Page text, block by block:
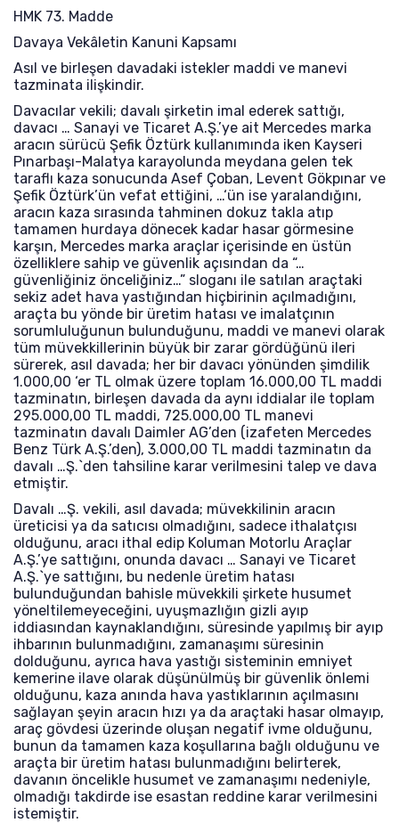
HMK 73. Madde
Davaya Vekâletin Kanuni Kapsamı
Asıl ve birleşen davadaki istekler maddi ve manevi
tazminata ilişkindir.
Davacılar vekili; davalı şirketin imal ederek sattığı,
davacı … Sanayi ve Ticaret A.Ş.’ye ait Mercedes marka
aracın sürücü Şefik Öztürk kullanımında iken Kayseri
Pınarbaşı-Malatya karayolunda meydana gelen tek
taraflı kaza sonucunda Asef Çoban, Levent Gökpınar ve
Şefik Öztürk’ün vefat ettiğini, …‘ün ise yaralandığını,
aracın kaza sırasında tahminen dokuz takla atıp
tamamen hurdaya dönecek kadar hasar görmesine
karşın, Mercedes marka araçlar içerisinde en üstün
özelliklere sahip ve güvenlik açısından da “…
güvenliğiniz önceliğiniz…” sloganı ile satılan araçtaki
sekiz adet hava yastığından hiçbirinin açılmadığını,
araçta bu yönde bir üretim hatası ve imalatçının
sorumluluğunun bulunduğunu, maddi ve manevi olarak
tüm müvekkillerinin büyük bir zarar gördüğünü ileri
sürerek, asıl davada; her bir davacı yönünden şimdilik
1.000,00 ‘er TL olmak üzere toplam 16.000,00 TL maddi
tazminatın, birleşen davada da aynı iddialar ile toplam
295.000,00 TL maddi, 725.000,00 TL manevi
tazminatın davalı Daimler AG’den (izafeten Mercedes
Benz Türk A.Ş.’den), 3.000,00 TL maddi tazminatın da
davalı …Ş.`den tahsiline karar verilmesini talep ve dava
etmiştir.
Davalı …Ş. vekili, asıl davada; müvekkilinin aracın
üreticisi ya da satıcısı olmadığını, sadece ithalatçısı
olduğunu, aracı ithal edip Koluman Motorlu Araçlar
A.Ş.’ye sattığını, onunda davacı … Sanayi ve Ticaret
A.Ş.`ye sattığını, bu nedenle üretim hatası
bulunduğundan bahisle müvekkili şirkete husumet
yöneltilemeyeceğini, uyuşmazlığın gizli ayıp
iddiasından kaynaklandığını, süresinde yapılmış bir ayıp
ihbarının bulunmadığını, zamanaşımı süresinin
dolduğunu, ayrıca hava yastığı sisteminin emniyet
kemerine ilave olarak düşünülmüş bir güvenlik önlemi
olduğunu, kaza anında hava yastıklarının açılmasını
sağlayan şeyin aracın hızı ya da araçtaki hasar olmayıp,
araç gövdesi üzerinde oluşan negatif ivme olduğunu,
bunun da tamamen kaza koşullarına bağlı olduğunu ve
araçta bir üretim hatası bulunmadığını belirterek,
davanın öncelikle husumet ve zamanaşımı nedeniyle,
olmadığı takdirde ise esastan reddine karar verilmesini
istemiştir.